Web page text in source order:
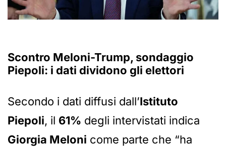
Scontro Meloni-Trump, sondaggio
Piepoli: i dati dividono gli elettori
Secondo i dati diffusi dall’Istituto
Piepoli, il 61% degli intervistati indica
Giorgia Meloni come parte che “ha